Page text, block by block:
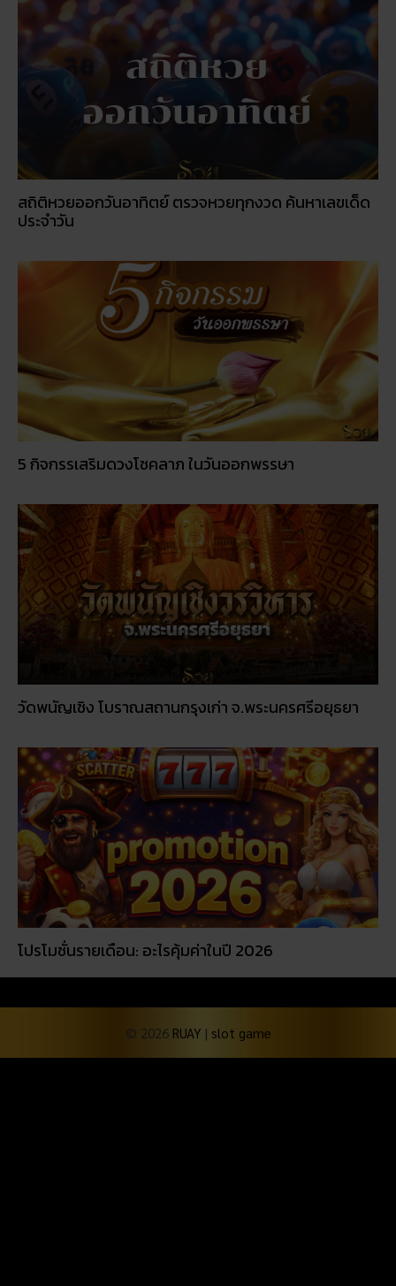
สถิติหวยออกวันอาทิตย์ ตรวจหวยทุกงวด ค้นหาเลขเด็ด
ประจำวัน
5 กิจกรรเสริมดวงโชคลาภ ในวันออกพรรษา
วัดพนัญเชิง โบราณสถานกรุงเก่า จ.พระนครศรีอยุธยา
โปรโมชั่นรายเดือน: อะไรคุ้มค่าในปี 2026
© 2026 RUAY | slot game